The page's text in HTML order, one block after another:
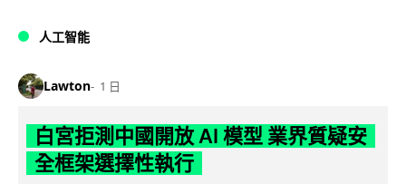
人工智能
Lawton 1 日
白宮拒測中國開放 AI 模型 業界質疑安
全框架選擇性執行